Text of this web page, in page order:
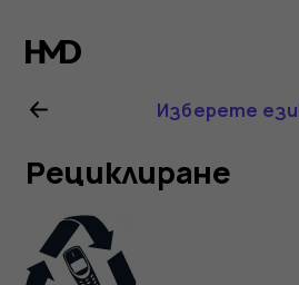
на
за
Изберете
Рециклиране